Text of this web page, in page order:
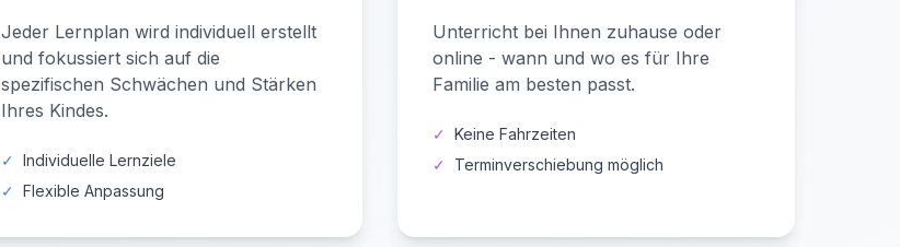
Jeder Lernplan wird individuell erstellt
und fokussiert sich auf die
spezifischen Schwächen und Stärken
Ihres Kindes.
✓ Individuelle Lernziele
✓ Flexible Anpassung
Unterricht bei Ihnen zuhause oder
online - wann und wo es für Ihre
Familie am besten passt.
✓
Keine Fahrzeiten
✓
Terminverschiebung möglich